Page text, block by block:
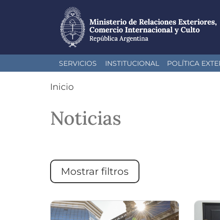
al
SERVICIOS INSTITUCIONAL POLÍTICA
Inicio
Noticias
Mostrar filtros